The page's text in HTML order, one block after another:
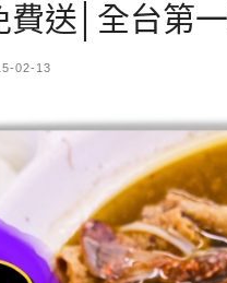
費送│全台第
02-13